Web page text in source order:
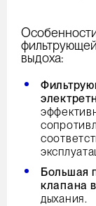
выдоха:
Большая
клапана
дыхания.